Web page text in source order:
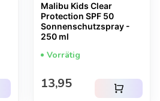
Malibu Kids Clear
Protection SPF 50
Sonnenschutzspray -
250 ml
Vorrätig
Regulärer Preis
13,95 shopping_cart